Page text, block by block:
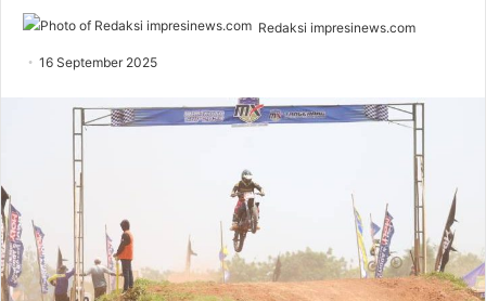
Redaksi impresinews.com
16 September 2025